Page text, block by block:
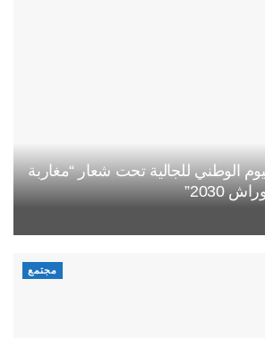
الوطني للجالية تحت شعار “مغاربة
2030”
مجتمع